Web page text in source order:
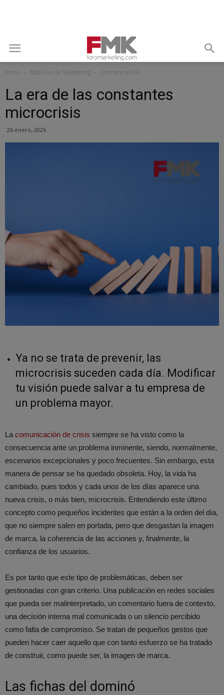
Inicio Noticias de Marketing Comunicación
La era de las constantes
microcrisis
26 enero, 2026
Ya no se trata de prevenir, las
microcrisis suceden cada día. Modificar
tu visión puede salvar a tu empresa de
un problema mayor.
La comunicación de crisis siempre se ha visto como la
consecuencia ante un problema inminente, siendo, normalmente,
escenarios excepcionales y poco frecuentes. Sin embargo, esta
manera de pensar se ha quedado obsoleta. Hoy, la vida ha
cambiado, pues todos y cada unos de los días aparece una
nueva crisis, o más bien, microcrisis. Entendiendo este último
concepto como pequeños incidentes que están a la orden del día,
que no siempre salen en portada, pero que desgastan la imagen
de marca, la coherencia de las acciones y, finalmente, la
confianza de los usuarios.
Es por tanto que este tipo de problemáticas, deben ser
gestionadas con gran criterio. Una publicación en redes sociales
que pueda ser malinterpretado, un comentario fuera de contexto,
una decisión interna mal comunicada o un silencio percibido
como falta de compromiso. Se tratan de pequeños gestos que
pueden hacer caer aquello que con tanto esfuerzo se ha tratado
de construir, como puede ser, la imagen de marca.
Las fichas del dominó